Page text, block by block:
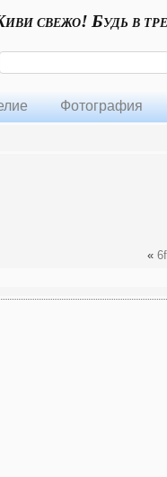
свежо! Будь в
Фотография
«